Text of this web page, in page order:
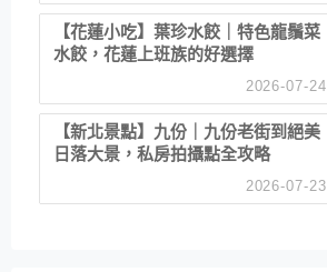
【花蓮小吃】葉珍水餃｜特色龍鬚菜
水餃，花蓮上班族的好選擇
2026-07-24
【新北景點】九份｜九份老街到絕美
日落大景，私房拍攝點全攻略
2026-07-23